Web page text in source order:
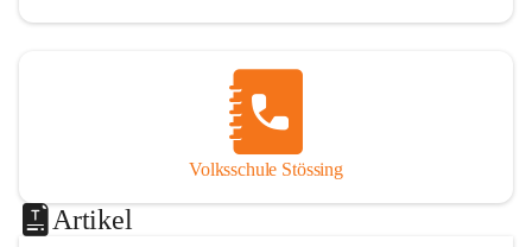
Volksschule Stössing
Artikel